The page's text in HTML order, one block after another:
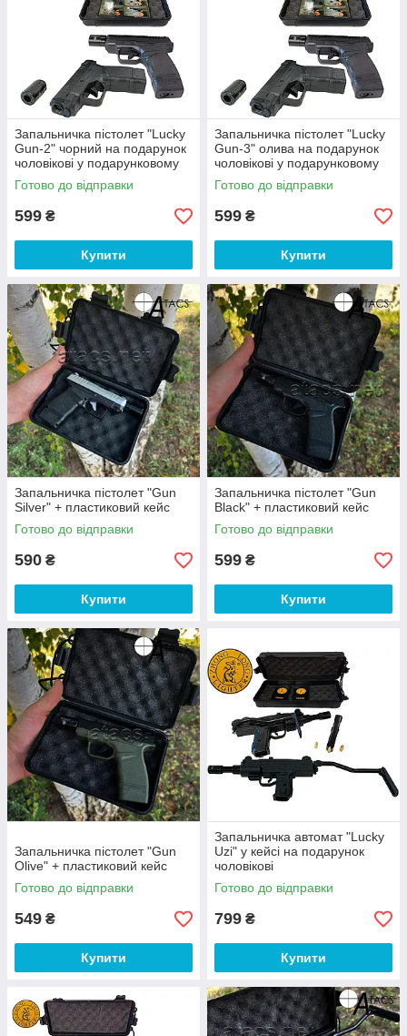
Запальничка пістолет "Lucky
Gun-2" чорний на подарунок
чоловікові у подарунковому
кейсі
Готово до відправки
599 ₴
Купити
Запальничка пістолет "Lucky
Gun-3" олива на подарунок
чоловікові у подарунковому
кейсі
Готово до відправки
599 ₴
Купити
Запальничка пістолет "Gun
Silver" + пластиковий кейс
Готово до відправки
590 ₴
Купити
Запальничка пістолет "Gun
Black" + пластиковий кейс
Готово до відправки
599 ₴
Купити
Запальничка пістолет "Gun
Olive" + пластиковий кейс
Готово до відправки
549 ₴
Купити
Запальничка автомат "Lucky
Uzi" у кейсі на подарунок
чоловікові
Готово до відправки
799 ₴
Купити